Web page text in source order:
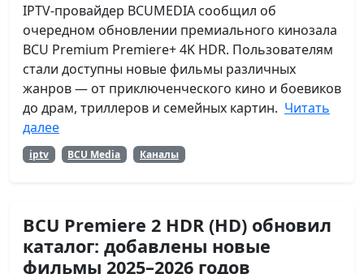
IPTV-провайдер BCUMEDIA сообщил об
очередном обновлении премиального кинозала
BCU Premium Premiere+ 4K HDR. Пользователям
стали доступны новые фильмы различных
жанров — от приключенческого кино и боевиков
до драм, триллеров и семейных картин. Читать
далее
iptv BCU Media Каналы
BCU Premiere 2 HDR (HD) обновил
каталог: добавлены новые
фильмы 2025–2026 годов